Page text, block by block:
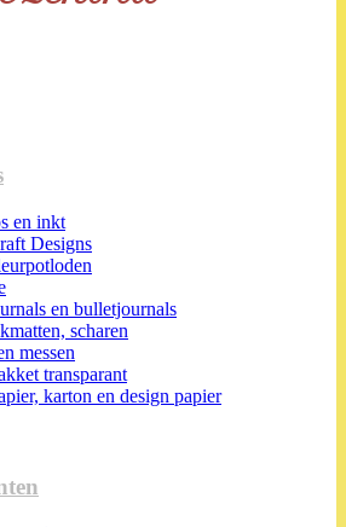
en inkt
Designs
en bulletjournals
scharen
messen
transparant
karton en design papier